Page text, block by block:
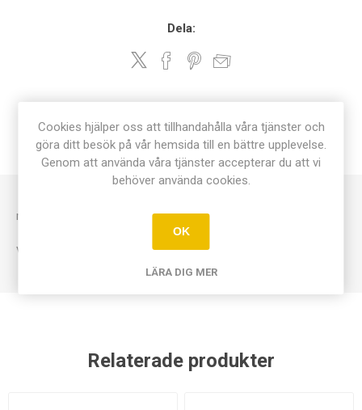
Dela:
KONTAKTA OSS
rektangulär, för stav med gänga, M10.
Vikt: 1,7kg.
Relaterade produkter
Cookies hjälper oss att tillhandahålla våra tjänster och
göra ditt besök på vår hemsida till en bättre upplevelse.
Genom att använda våra tjänster accepterar du att vi
behöver använda cookies.
OK
LÄRA DIG MER